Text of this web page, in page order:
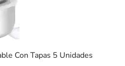
Con Tapas 5 Unidades